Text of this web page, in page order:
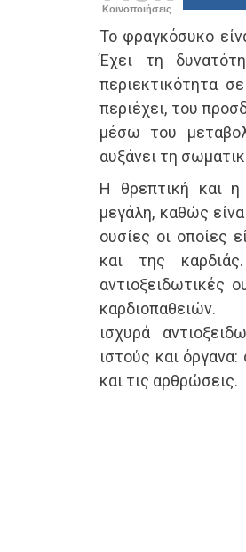
Κοινοποιήσεις
Το φραγκόσυκο
Έχει τη
περιεκτικότητα
περιέχει, του
μέσω του
αυξάνει τη
Η θρεπτική και η
μεγάλη, καθώς
ουσίες οι οποίες
και της
αντιοξειδωτικές
ισχυρά
ιστούς και
και τις αρθρώσεις.